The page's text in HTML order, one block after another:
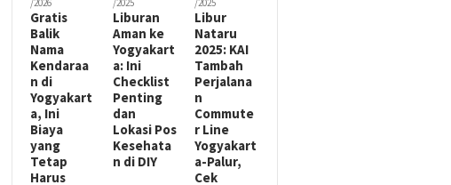
Gratis
Balik
Nama
Kendaraa
n di
Yogyakart
a, Ini
Biaya
yang
Tetap
Harus
Liburan
Aman ke
Yogyakart
a: Ini
Checklist
Penting
dan
Lokasi Pos
Kesehata
n di DIY
Libur
Nataru
2025: KAI
Tambah
Perjalana
n
Commute
r Line
Yogyakart
a-Palur,
Cek